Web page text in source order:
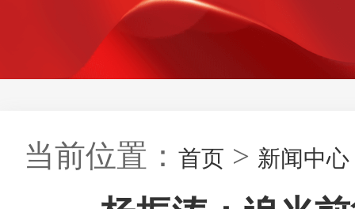
当前位置： 首页 > 新闻中心